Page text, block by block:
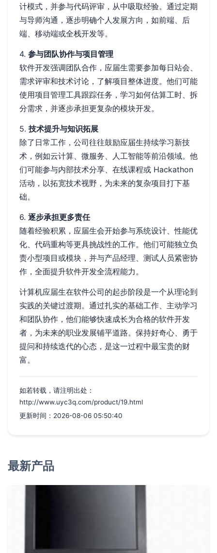
计模式，并参与代码评审，从中吸取经验。通过定期
与导师沟通，逐步明确个人发展方向，如前端、后
端、移动端或全栈开发等。
4. 参与团队协作与项目管理
软件开发强调团队合作，应届生需要参加每日站会、
需求评审和技术讨论，了解项目整体进度。他们可能
使用项目管理工具跟踪任务，学习如何估算工时、拆
分需求，并逐步承担更复杂的模块开发。
5. 技术提升与知识拓展
除了日常工作，公司往往鼓励应届生持续学习新技
术，例如云计算、微服务、人工智能等前沿领域。他
们可能参与内部技术分享、在线课程或 Hackathon
活动，以拓宽技术视野，为未来的复杂项目打下基
础。
6. 逐步承担更多责任
随着经验积累，应届生会开始参与系统设计、性能优
化、代码重构等更具挑战性的工作。他们可能独立负
责小型项目或模块，并与产品经理、测试人员紧密协
作，全面提升软件开发全流程能力。
计算机应届生在软件公司的起步阶段是一个从理论到
实践的关键过渡期。通过扎实的基础工作、主动学习
和团队协作，他们能够快速成长为合格的软件开发
者，为未来的职业发展铺平道路。保持好奇心、勇于
提问和持续迭代的心态，是这一过程中最宝贵的财
富。
如若转载，请注明出处：
http://www.uyc3q.com/product/19.html
更新时间：2026-08-06 05:50:40
最新产品